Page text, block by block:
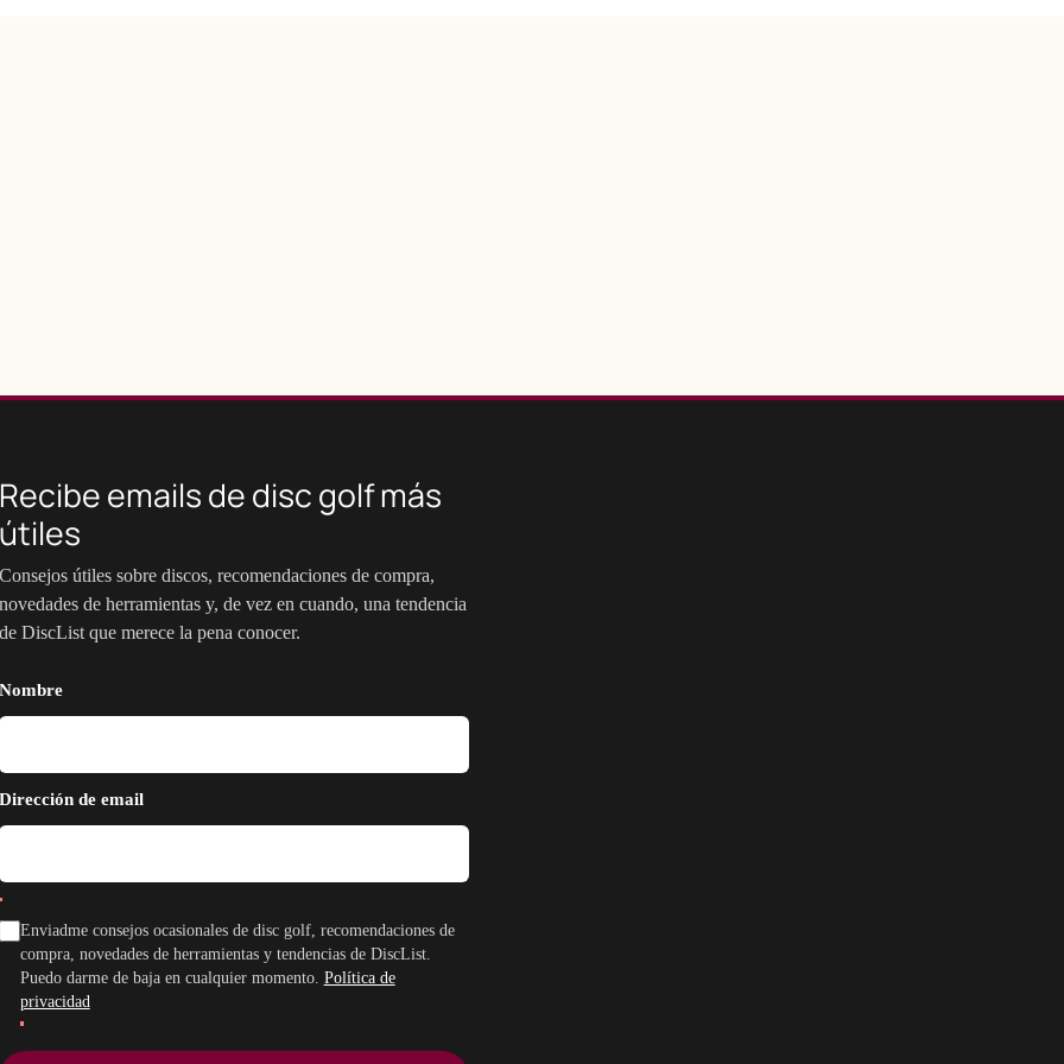
Recibe emails de disc golf más
útiles
Consejos útiles sobre discos, recomendaciones de compra,
novedades de herramientas y, de vez en cuando, una tendencia
de DiscList que merece la pena conocer.
Nombre
Dirección de email
Enviadme consejos ocasionales de disc golf, recomendaciones de
compra, novedades de herramientas y tendencias de DiscList.
Puedo darme de baja en cualquier momento. Política de
privacidad